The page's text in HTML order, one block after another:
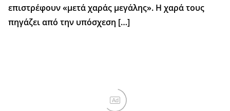
επιστρέφουν «μετά χαράς μεγάλης». Η χαρά τους
πηγάζει από την υπόσχεση […]
Ad